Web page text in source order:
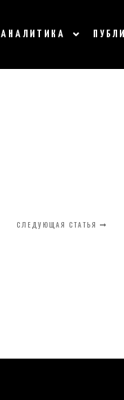
АНАЛИТИКА
СЛЕДУЮЩАЯ СТАТЬЯ